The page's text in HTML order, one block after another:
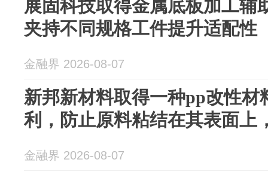
展固科技取得金属底板加工辅
夹持不同规格工件提升适配性
金融界 2026-08-07
新邦新材料取得一种pp改性材
利，防止原料粘结在其表面上
金融界 2026-08-07